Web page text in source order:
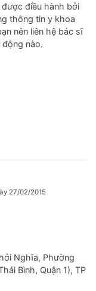
điều hành bởi
thông tin y khoa
nên liên hệ bác sĩ
nào.
27/02/2015
Nghĩa, Phường
Bình, Quận 1), TP